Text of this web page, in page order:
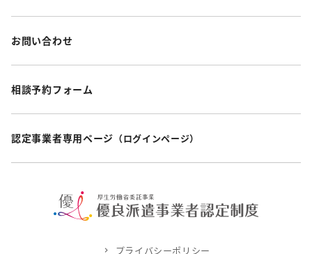
お問い合わせ
相談予約フォーム
認定事業者専用ページ （ログインページ）
プライバシーポリシー